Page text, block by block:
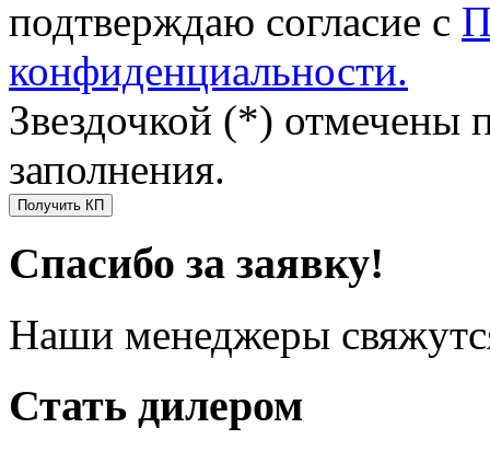
подтверждаю согласие с
конфиденциальности.
Звездочкой (*) отмечены
заполнения.
Получить КП
Спасибо за заявку!
Наши менеджеры
Стать дилером